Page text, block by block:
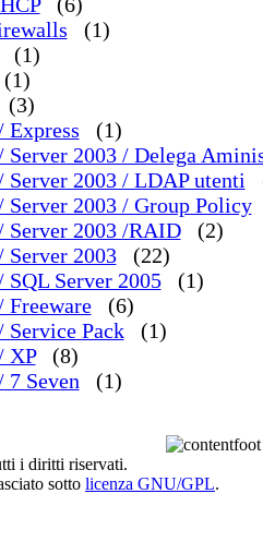
(1)
(1)
(1)
(3)
Express
(1)
Server 2003 / Delega
Server 2003 / LDAP utenti
Server 2003 / Group Policy
Server 2003 /RAID
(2)
Server 2003
(22)
SQL Server 2005
(1)
Freeware
(6)
Service Pack
(1)
XP
(8)
7 Seven
(1)
i diritti riservati.
sotto licenza GNU/GPL.